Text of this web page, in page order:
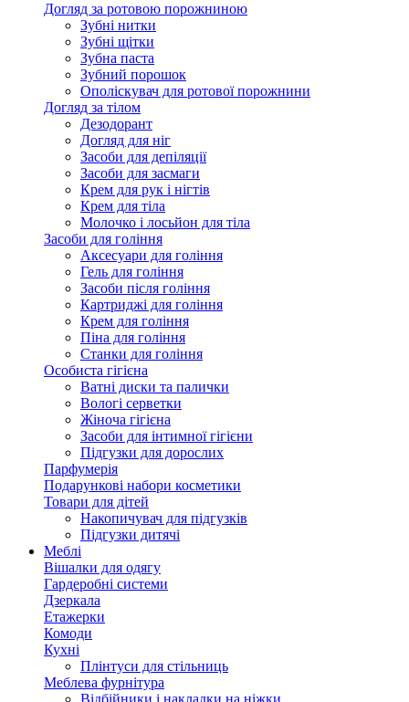
Догляд за ротовою порожниною
Зубні нитки
Зубні щітки
Зубна паста
Зубний порошок
Ополіскувач для ротової порожнини
Догляд за тілом
Дезодорант
Догляд для ніг
Засоби для депіляції
Засоби для засмаги
Крем для рук і нігтів
Крем для тіла
Молочко і лосьйон для тіла
Засоби для гоління
Аксесуари для гоління
Гель для гоління
Засоби після гоління
Картриджі для гоління
Крем для гоління
Піна для гоління
Станки для гоління
Особиста гігієна
Ватні диски та палички
Вологі серветки
Жіноча гігієна
Засоби для інтимної гігієни
Підгузки для дорослих
Парфумерія
Подарункові набори косметики
Товари для дітей
Накопичувач для підгузків
Підгузки дитячі
Меблі
Вішалки для одягу
Гардеробні системи
Дзеркала
Етажерки
Комоди
Кухні
Плінтуси для стільниць
Меблева фурнітура
Відбійники і накладки на ніжки